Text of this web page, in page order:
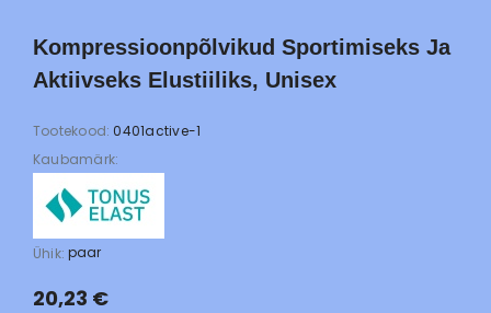
Kompressioonpõlvikud Sportimiseks Ja
Aktiivseks Elustiiliks, Unisex
Tootekood: 0401active-1
Kaubamärk:
Ühik: paar
20,23 €